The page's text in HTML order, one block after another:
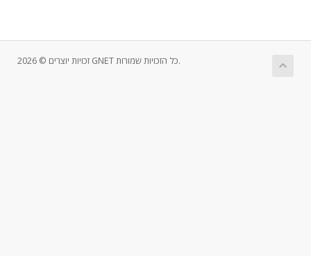
זכויות יוצרים © 2026 GNET כל הזכויות שמורות.